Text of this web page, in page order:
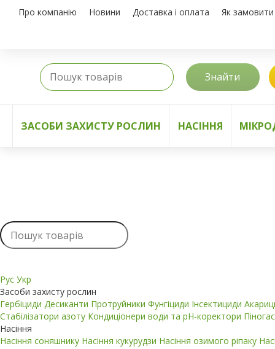
Про компанію Новини Доставка і оплата Як замовити
Знайти
ЗАСОБИ ЗАХИСТУ РОСЛИН НАСІННЯ
Рус Укр
Засоби захисту рослин
Гербіциди Десиканти Протруйники Фунгіциди Інсектициди
Стабілізатори азоту Кондиціонери води та pH-коректори
Насіння
Насіння соняшнику Насіння кукурудзи Насіння озимого ріпаку